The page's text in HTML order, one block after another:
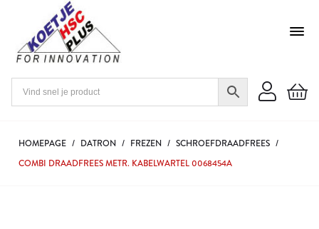
HOMEPAGE / DATRON / FREZEN / SCHROEFDRAADFREES /
COMBI DRAADFREES METR. KABELWARTEL 0068454A